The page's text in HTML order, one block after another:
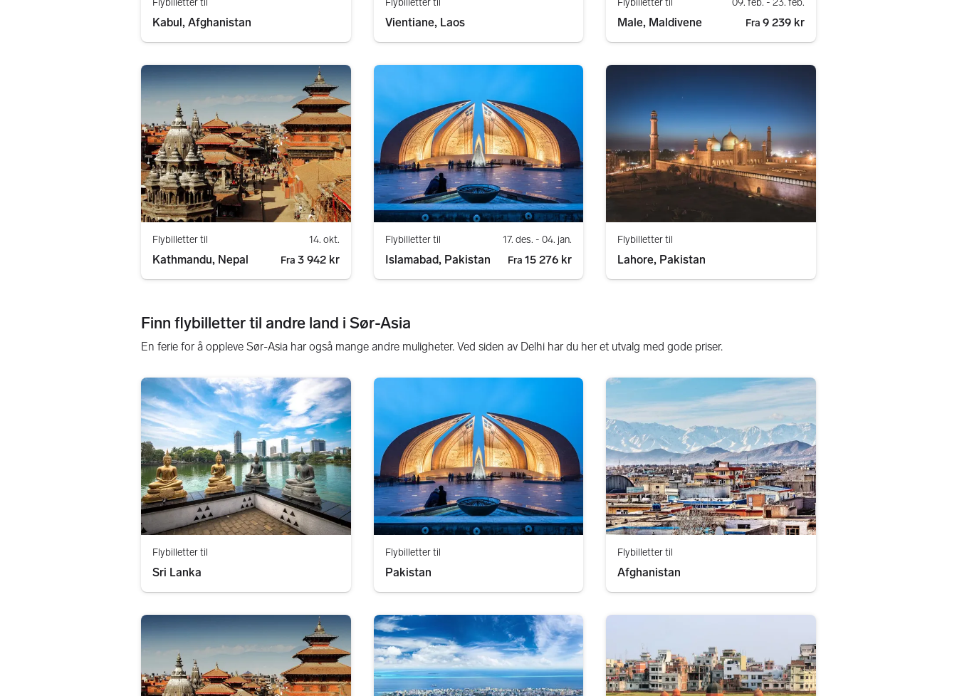
Flybilletter til
Kabul, Afghanistan
Flybilletter til
Vientiane, Laos
Flybilletter til 09. feb. - 23. feb.
Male, Maldivene Fra 9 239 kr
Flybilletter til 14. okt.
Kathmandu, Nepal Fra 3 942 kr
Flybilletter til 17. des. - 04. jan.
Islamabad, Pakistan Fra15 276 kr
Flybilletter til
Lahore, Pakistan
Finn flybilletter til andre land i Sør-Asia
En ferie for å oppleve Sør-Asia har også mange andre muligheter. Ved siden av Delhi har du her et utvalg med gode priser.
Flybilletter til
Sri Lanka
Flybilletter til
Pakistan
Flybilletter til
Afghanistan